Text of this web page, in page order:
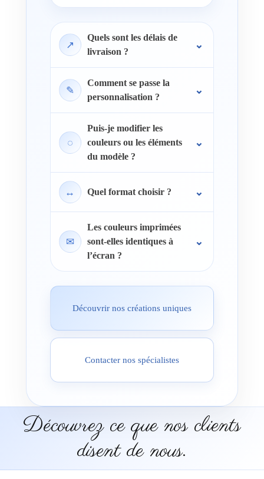
↗
Quels sont les délais de
livraison ?
✎
Comment se passe la
personnalisation ?
◌
Puis-je modifier les
couleurs ou les éléments
du modèle ?
↔ Quel format choisir ?
✉
Les couleurs imprimées
sont-elles identiques à
l’écran ?
Découvrir nos créations uniques
Contacter nos spécialistes
Découvrez ce que nos clients
disent de nous.